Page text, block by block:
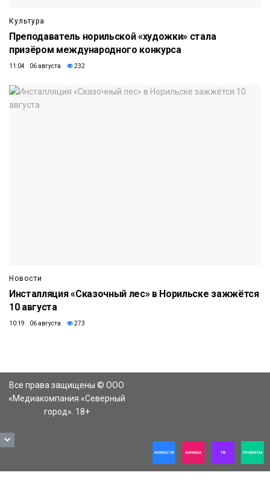
Культура
Преподаватель норильской «художки» стала
призёром международного конкурса
11:04 06 августа 232
Новости
Инсталляция «Сказочный лес» в Норильске зажжётся
10 августа
10:19 06 августа 273
Все права защищены © ООО
«Медиакомпания «Северный
город». 18+